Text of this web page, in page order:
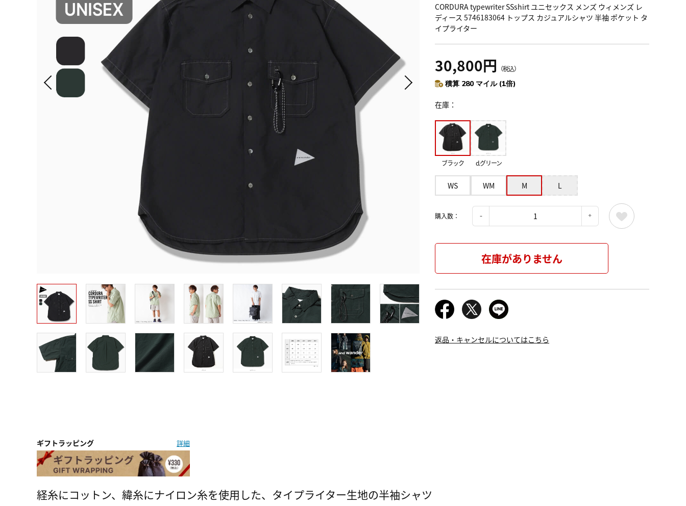
CORDURA typewriter SSshirt ユニセックス メンズ ウィメンズ レ
ディース 5746183064 トップス カジュアルシャツ 半袖 ポケット タ
イプライター
30,800円 （税込）
積算 280 マイル (1倍)
在庫
ブラック d.グリーン
WS WM M L
購入数：
在庫がありません
返品・キャンセルについてはこちら
ギフトラッピング 詳細
経糸にコットン、緯糸にナイロン糸を使用した、タイプライター生地の半袖シャツ